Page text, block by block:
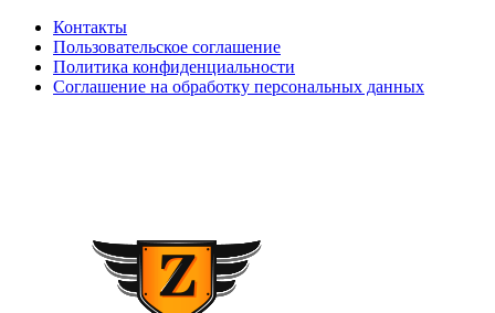
Контакты
Пользовательское соглашение
Политика конфиденциальности
Соглашение на обработку персональных данных